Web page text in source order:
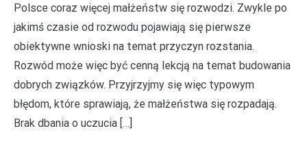
Polsce coraz więcej małżeństw się rozwodzi. Zwykle po
jakimś czasie od rozwodu pojawiają się pierwsze
obiektywne wnioski na temat przyczyn rozstania.
Rozwód może więc być cenną lekcją na temat budowania
dobrych związków. Przyjrzyjmy się więc typowym
błędom, które sprawiają, że małżeństwa się rozpadają.
Brak dbania o uczucia […]